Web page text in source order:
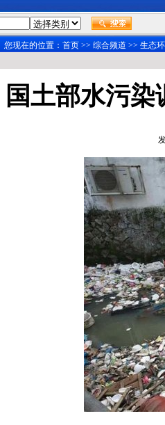
您现在的位置： 首页 >> 综合频道 >> 生态
国土部水污